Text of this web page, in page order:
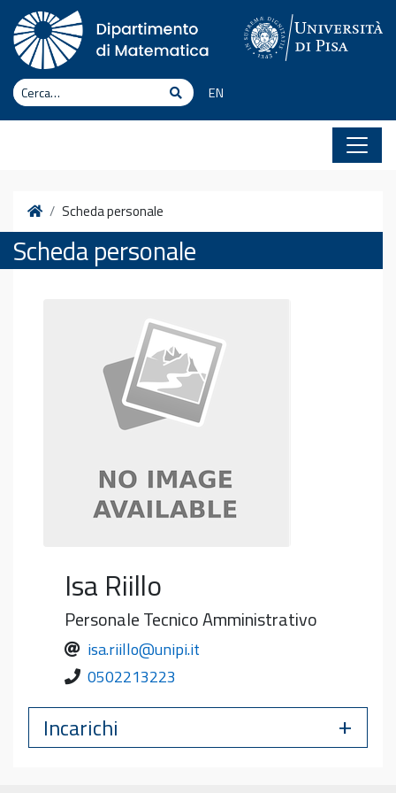
Vai al contenuto
Cerca CercaEN
HomeScheda personale
Scheda personale
Isa Riillo
Personale Tecnico Amministrativo
isa.riillo@unipi.it
0502213223
Incarichi